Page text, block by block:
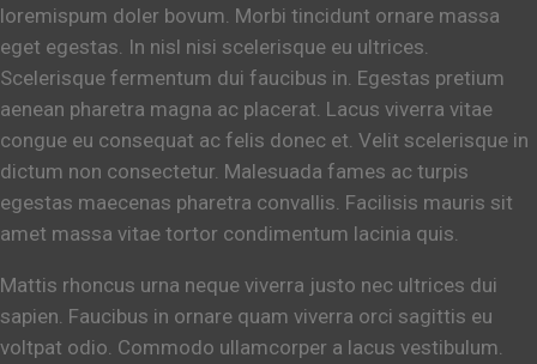
loremispum doler bovum. Morbi tincidunt ornare massa
eget egestas. In nisl nisi scelerisque eu ultrices.
Scelerisque fermentum dui faucibus in. Egestas pretium
aenean pharetra magna ac placerat. Lacus viverra vitae
congue eu consequat ac felis donec et. Velit scelerisque in
dictum non consectetur. Malesuada fames ac turpis
egestas maecenas pharetra convallis. Facilisis mauris sit
amet massa vitae tortor condimentum lacinia quis.
Mattis rhoncus urna neque viverra justo nec ultrices dui
sapien. Faucibus in ornare quam viverra orci sagittis eu
voltpat odio. Commodo ullamcorper a lacus vestibulum.